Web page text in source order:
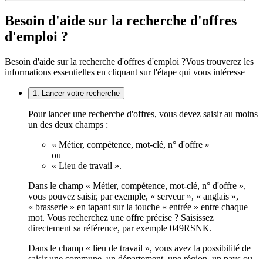
Besoin d'aide sur la recherche d'offres
d'emploi ?
Besoin d'aide sur la recherche d'offres d'emploi ?Vous trouverez les
informations essentielles en cliquant sur l'étape qui vous intéresse
1. Lancer votre recherche
Pour lancer une recherche d'offres, vous devez saisir au moins
un des deux champs :
« Métier, compétence, mot-clé, n° d'offre »
ou
« Lieu de travail ».
Dans le champ « Métier, compétence, mot-clé, n° d'offre »,
vous pouvez saisir, par exemple, « serveur », « anglais »,
« brasserie » en tapant sur la touche « entrée » entre chaque
mot. Vous recherchez une offre précise ? Saisissez
directement sa référence, par exemple 049RSNK.
Dans le champ « lieu de travail », vous avez la possibilité de